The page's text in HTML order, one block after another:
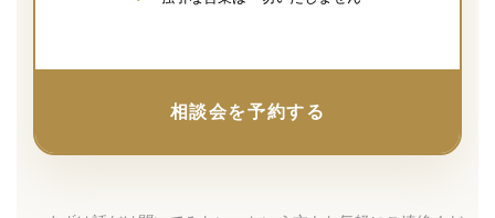
相談会を予約する